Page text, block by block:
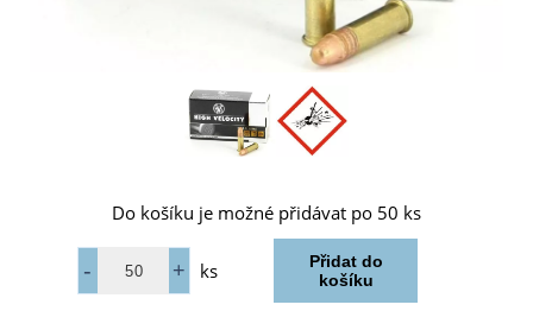
Do košíku je možné přidávat po 50 ks
ks